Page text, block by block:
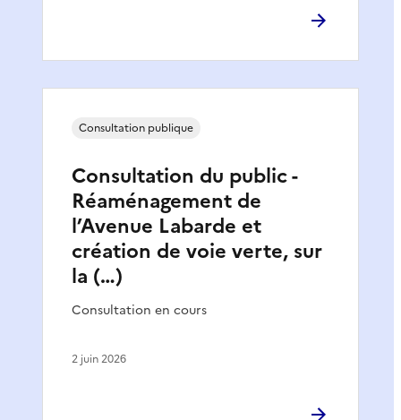
Consultation du public -
Réaménagement de
l’Avenue Labarde et
création de voie verte, sur
la (…)
Consultation en cours
Consultation publique
2 juin 2026